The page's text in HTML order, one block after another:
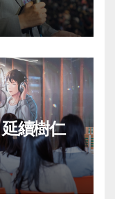
續樹仁